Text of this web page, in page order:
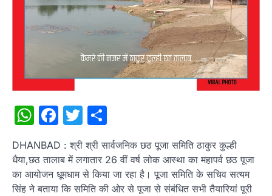
WhatsApp
Facebook
Twitter
DHANBAD : श्री श्री सार्वजनिक छठ पूजा समिति ठाकुर कुल्ही
धैया,छठ तालाब में लगातार 26 वीं वर्ष लोक आस्था का महापर्व छठ पूजा
का आयोजन धूमधाम से किया जा रहा है। पूजा समिति के सचिव सत्यम
सिंह ने बताया कि समिति की ओर से पूजा से संबंधित सभी तैयारियां पूरी